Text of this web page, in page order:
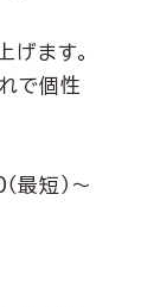
げます。
で個性
最短）～